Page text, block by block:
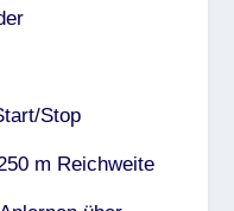
Stop
m Reichweite